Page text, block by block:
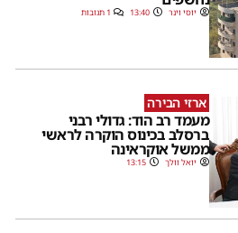
יוסי וינר 13:40 1 תגובות
ארזי הבירה
מעמד רב הוד: גדולי רבני
ברסלב בכינוס הוקרה לראשי
ממשל אוקראינה
יואל וולך 13:15